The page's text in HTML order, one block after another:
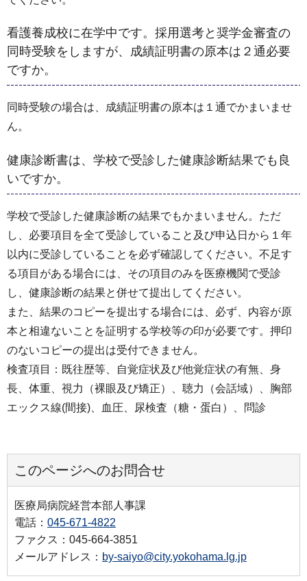
看護養成校に在学中です。採用選考と奨学金審査の
同時受験をしますが、成績証明書の原本は２通必要
ですか。
同時受験の場合は、成績証明書の原本は１通でかまいませ
ん。
健康診断書は、学校で受診した健康診断結果でも良
いですか。
学校で受診した健康診断の結果でもかまいません。ただ
し、必要項目を全て受診していること及び申込日から１年
以内に受診していることを必ず確認してください。不足す
る項目がある場合には、その項目のみを医療機関で受診
し、健康診断の結果と併せて提出してください。
また、結果のコピーを提出する場合には、必ず、内容が原
本と相違ないことを証明する学校等の印が必要です。押印
のないコピーの提出は受付できません。
検査項目：既往歴等、自覚症状及び他覚症状の有無、身
長、体重、視力（裸眼及び矯正）、聴力（会話域）、胸部
エックス線(間接)、血圧、尿検査（糖・蛋白）、問診
このページへのお問合せ
医療局病院経営本部人事課
電話： 045-671-4822
ファクス：045-664-3851
メールアドレス： by-saiyo@city.yokohama.lg.jp